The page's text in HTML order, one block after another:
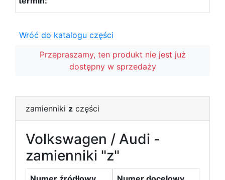
Wróć do katalogu części
Przepraszamy, ten produkt nie jest już
dostępny w sprzedaży
zamienniki z części
Volkswagen / Audi -
zamienniki "z"